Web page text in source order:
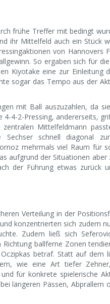
frühe Treffer mit bedingt
ihr Mittelfeld auch ein Stück
von Hannovers
So ergaben sich für
Kiyotake eine zur Einleitung
sogar das Tempo aus der
mit Ball auszuzahlen, da
4-2-Pressing, andererseits,
Mittelfeldmann
schnell diagonal
mehrmals viel Raum für
aufgrund der Situationen aber
der Führung etwas zurück
Verteilung in der
konzentrierten sich zudem
Zudem ließ sich
ballferne Zonen
betraf. Statt auf dem
wie eine Art tiefer
für konkrete spielerische
längeren Pässen, Abprallern